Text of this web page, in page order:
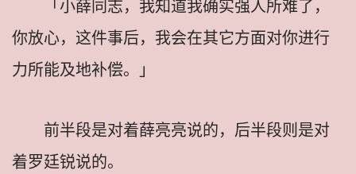
「小薛同志，我知道我确实强人所难了，
你放心，这件事后，我会在其它方面对你进行
力所能及地补偿。」
前半段是对着薛亮亮说的，后半段则是对
着罗廷锐说的。